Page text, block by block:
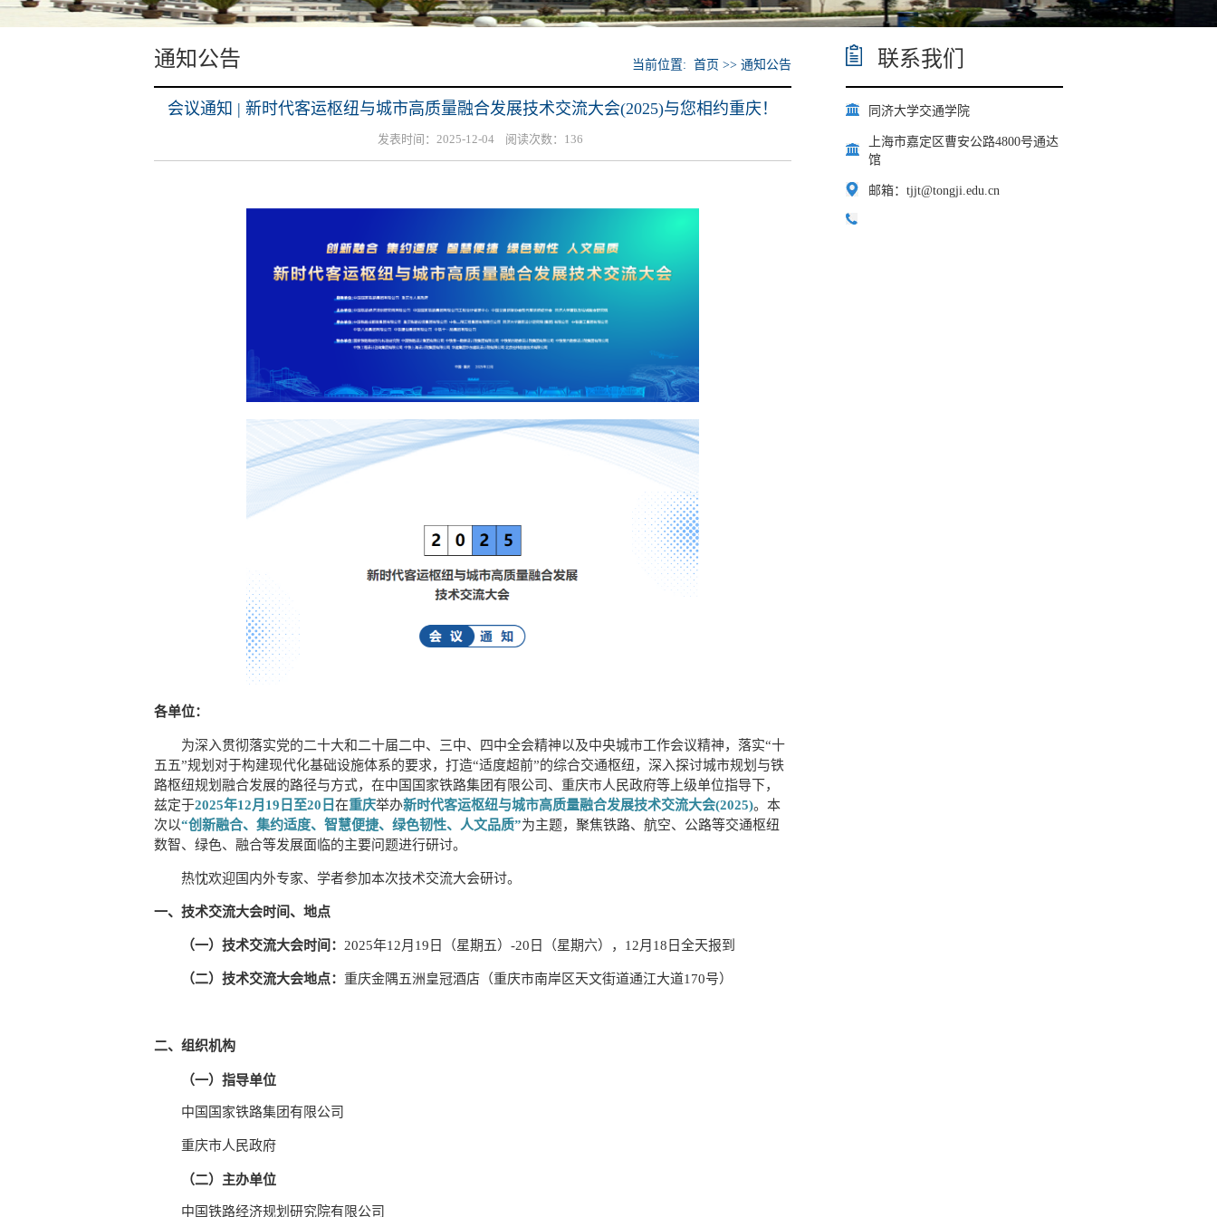
通知公告 当前位置: 首页 >> 通知公告
会议通知 | 新时代客运枢纽与城市高质量融合发展技术交流大会(2025)与您相约重庆！
发表时间：2025-12-04 阅读次数： 136
各单位：
为深入贯彻落实党的二十大和二十届二中、三中、四中全会精神以及中央城市工作会议精神，落实“十
五五”规划对于构建现代化基础设施体系的要求，打造“适度超前”的综合交通枢纽，深入探讨城市规划与铁
路枢纽规划融合发展的路径与方式，在中国国家铁路集团有限公司、重庆市人民政府等上级单位指导下，
兹定于2025年12月19日至20日在重庆举办新时代客运枢纽与城市高质量融合发展技术交流大会(2025)。本
次以“创新融合、集约适度、智慧便捷、绿色韧性、人文品质”为主题，聚焦铁路、航空、公路等交通枢纽
数智、绿色、融合等发展面临的主要问题进行研讨。
热忱欢迎国内外专家、学者参加本次技术交流大会研讨。
一、技术交流大会时间、地点
（一）技术交流大会时间： 2025年12月19日（星期五）-20日（星期六），12月18日全天报到
（二）技术交流大会地点： 重庆金隅五洲皇冠酒店（重庆市南岸区天文街道通江大道170号）
二、组织机构
（一）指导单位
中国国家铁路集团有限公司
重庆市人民政府
（二）主办单位
中国铁路经济规划研究院有限公司
联系我们
同济大学交通学院
上海市嘉定区曹安公路4800号通达
馆
邮箱：tjjt@tongji.edu.cn